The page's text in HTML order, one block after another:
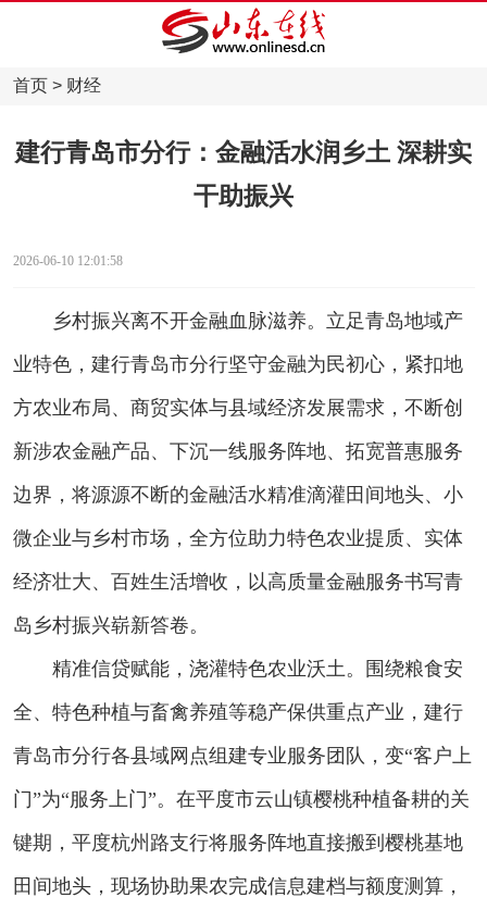
首页> 财经
建行青岛市分行：金融活水润乡土 深耕实
干助振兴
2026-06-10 12:01:58
乡村振兴离不开金融血脉滋养。立足青岛地域产
业特色，建行青岛市分行坚守金融为民初心，紧扣地
方农业布局、商贸实体与县域经济发展需求，不断创
新涉农金融产品、下沉一线服务阵地、拓宽普惠服务
边界，将源源不断的金融活水精准滴灌田间地头、小
微企业与乡村市场，全方位助力特色农业提质、实体
经济壮大、百姓生活增收，以高质量金融服务书写青
岛乡村振兴崭新答卷。
精准信贷赋能，浇灌特色农业沃土。围绕粮食安
全、特色种植与畜禽养殖等稳产保供重点产业，建行
青岛市分行各县域网点组建专业服务团队，变“客户上
门”为“服务上门”。在平度市云山镇樱桃种植备耕的关
键期，平度杭州路支行将服务阵地直接搬到樱桃基地
田间地头，现场协助果农完成信息建档与额度测算，